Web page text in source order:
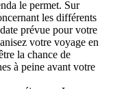
le permet. Sur
les différents
prévue pour votre
votre voyage en
la chance de
à peine avant votre